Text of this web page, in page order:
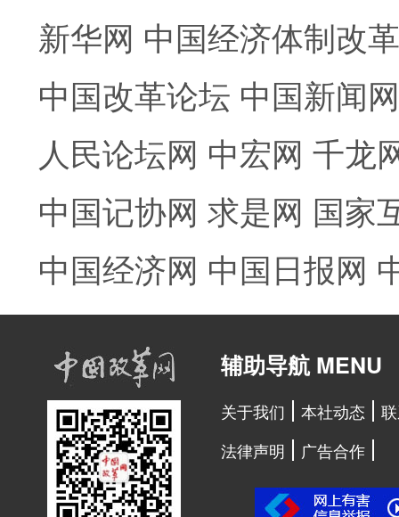
新华网 中国经济体制改
中国改革论坛 中国新闻网
人民论坛网 中宏网 千龙
中国记协网 求是网 国家
中国经济网 中国日报网
辅助导航 MENU
关于我们 本社动态
法律声明
广告合作